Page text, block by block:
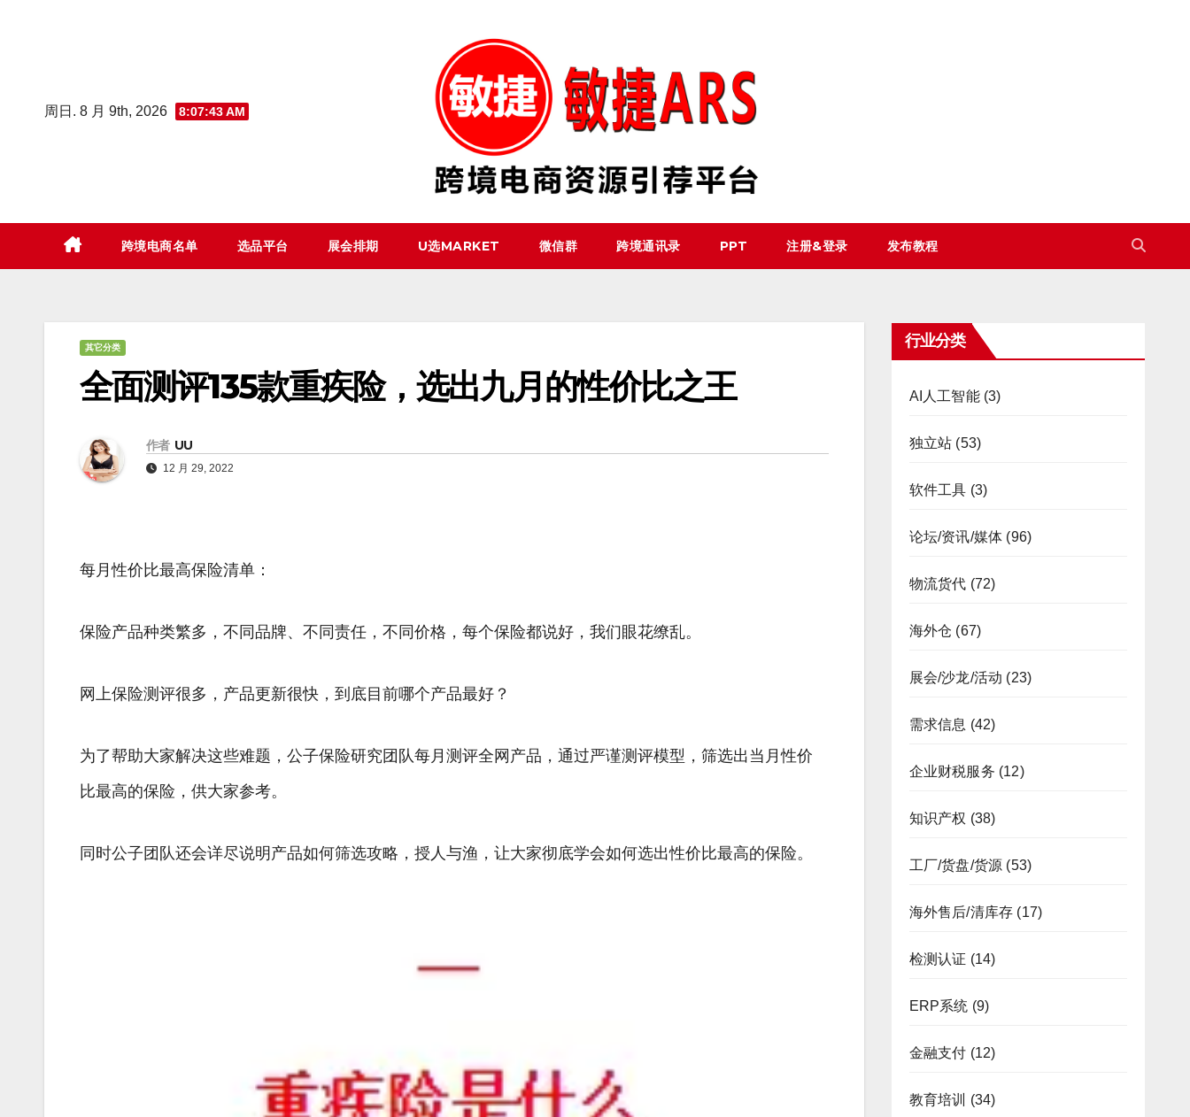
周日. 8 月 9th, 2026 8:07:44 AM
跨境电商名单 选品平台 展会排期 U选MARKET 微信群 跨境通讯录 PPT 注册&登录 发布教程
其它分类
全面测评135款重疾险，选出九月的性价比之王
作者 UU
12 月 29, 2022
每月性价比最高保险清单：
保险产品种类繁多，不同品牌、不同责任，不同价格，每个保险都说好，我们眼花缭乱。
网上保险测评很多，产品更新很快，到底目前哪个产品最好？
为了帮助大家解决这些难题，公子保险研究团队每月测评全网产品，通过严谨测评模型，筛选出当月性价
比最高的保险，供大家参考。
同时公子团队还会详尽说明产品如何筛选攻略，授人与渔，让大家彻底学会如何选出性价比最高的保险。
行业分类
AI人工智能(3)
独立站 (53)
软件工具 (3)
论坛/资讯/媒体 (96)
物流货代 (72)
海外仓 (67)
展会/沙龙/活动 (23)
需求信息 (42)
企业财税服务 (12)
知识产权 (38)
工厂/货盘/货源 (53)
海外售后/清库存 (17)
检测认证 (14)
ERP系统 (9)
金融支付 (12)
教育培训 (34)